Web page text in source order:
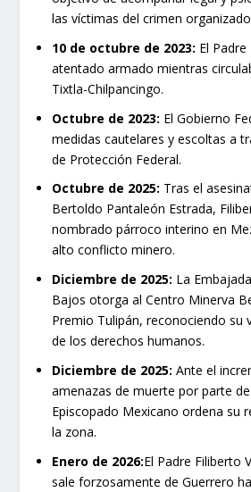
las víctimas del crimen
10 de octubre de 2023: El
atentado armado mientras
Tixtla-Chilpancingo.
Octubre de 2023: El Gobierno
medidas cautelares y escoltas a
de Protección Federal.
Octubre de 2025: Tras el
Bertoldo Pantaleón Estrada,
nombrado párroco interino en
alto conflicto minero.
Diciembre de 2025: La
Bajos otorga al Centro Minerva
Premio Tulipán, reconociendo su
de los derechos humanos.
Diciembre de 2025:Ante el
amenazas de muerte por parte de
Episcopado Mexicano ordena su
la zona.
Enero de 2026:El Padre Filiberto
sale forzosamente de Guerrero